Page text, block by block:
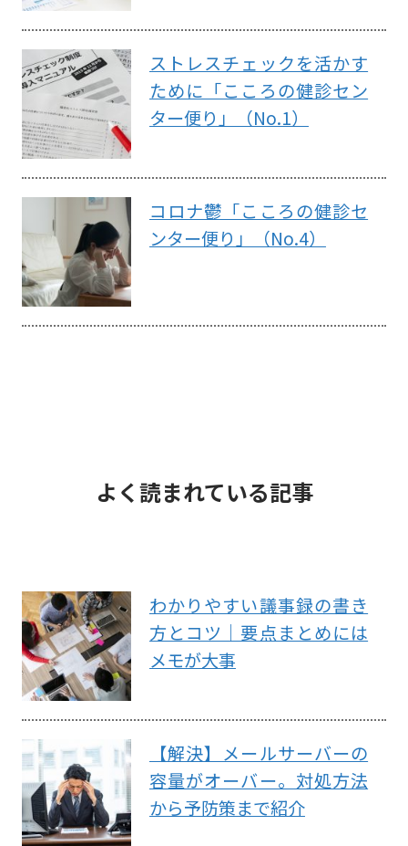
ストレスチェックを活かす
ために「こころの健診セン
ター便り」（No.1）
コロナ鬱「こころの健診セ
ンター便り」（No.4）
よく読まれている記事
わかりやすい議事録の書き
方とコツ｜要点まとめには
メモが大事
【解決】メールサーバーの
容量がオーバー。対処方法
から予防策まで紹介